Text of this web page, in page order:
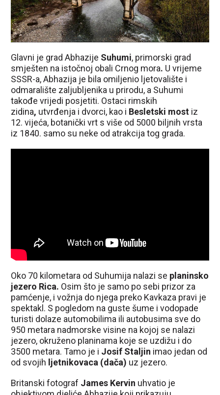
Glavni je grad Abhazije Suhumi, primorski grad
smješten na istočnoj obali Crnog mora. U vrijeme
SSSR-a, Abhazija je bila omiljenio ljetovalište i
odmaralište zaljubljenika u prirodu, a Suhumi
takođe vrijedi posjetiti. Ostaci rimskih
zidina, utvrđenja i dvorci, kao i Besletski most iz
12. vijeća, botanički vrt s više od 5000 biljnih vrsta
iz 1840. samo su neke od atrakcija tog grada.
Oko 70 kilometara od Suhumija nalazi se planinsko
jezero Rica. Osim što je samo po sebi prizor za
pamćenje, i vožnja do njega preko Kavkaza pravi je
spektakl. S pogledom na guste šume i vodopade
turisti dolaze automobilima ili autobusima sve do
950 metara nadmorske visine na kojoj se nalazi
jezero, okruženo planinama koje se uzdižu i do
3500 metara. Tamo je i Josif Staljin imao jedan od
od svojih ljetnikovaca (dača) uz jezero.
Britanski fotograf James Kervin uhvatio je